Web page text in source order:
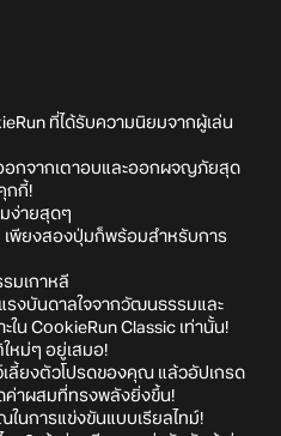
ที่ได้รับความนิยมจากผู้เล่น
อกจากเตาอบและออกผจญภัยสุด
กกี้!
ง่ายสุดๆ
เพียงสองปุ่มก็พร้อมสำหรับการ
มเกาหลี
งบันดาลใจจากวัฒนธรรมและ
ใน CookieRun Classic เท่านั้น!
หม่ๆ อยู่เสมอ!
ลี้ยงตัวโปรดของคุณ แล้วอัปเกรด
ค่าผสมที่ทรงพลังยิ่งขึ้น!
นการแข่งขันแบบเรียลไทม์!